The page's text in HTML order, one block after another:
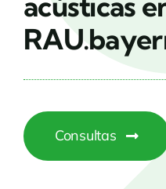
Consultas